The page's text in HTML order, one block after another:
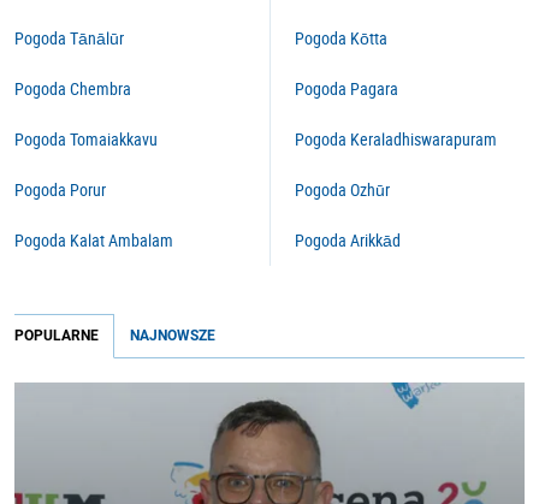
Pogoda Tānālūr
Pogoda Chembra
Pogoda Tomaiakkavu
Pogoda Porur
Pogoda Kalat Ambalam
Pogoda Kōtta
Pogoda Pagara
Pogoda Keraladhiswarapuram
Pogoda Ozhūr
Pogoda Arikkād
POPULARNE NAJNOWSZE